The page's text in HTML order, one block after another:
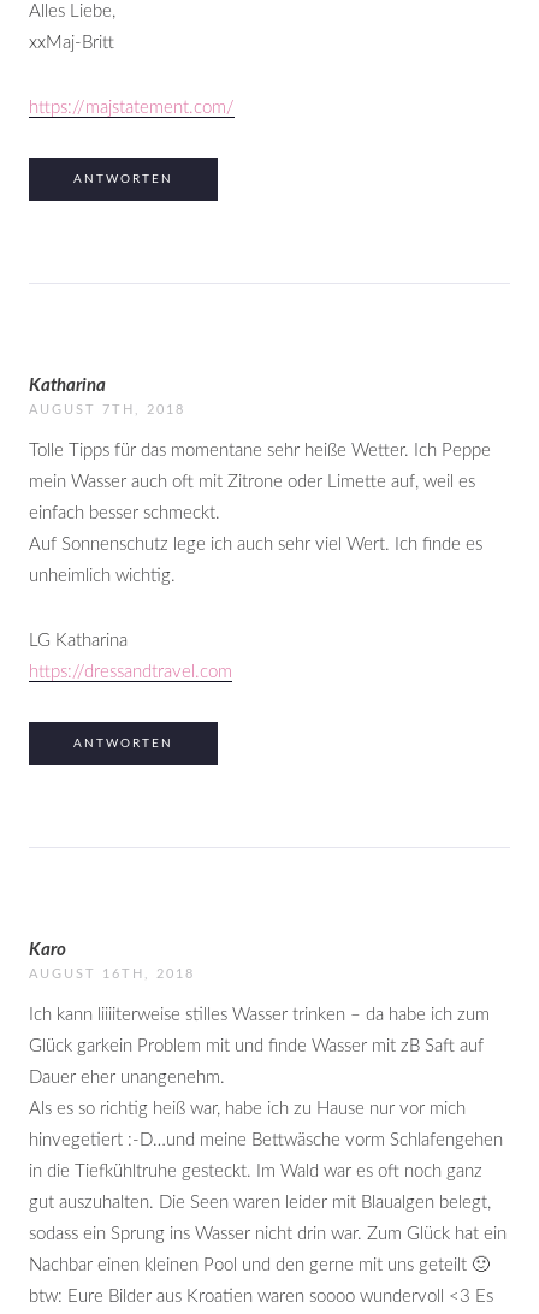
Alles Liebe,
xxMaj-Britt
https://majstatement.com/
ANTWORTEN
Katharina
AUGUST 7TH, 2018
Tolle Tipps für das momentane sehr heiße Wetter. Ich Peppe
mein Wasser auch oft mit Zitrone oder Limette auf, weil es
einfach besser schmeckt.
Auf Sonnenschutz lege ich auch sehr viel Wert. Ich finde es
unheimlich wichtig.
LG Katharina
https://dressandtravel.com
ANTWORTEN
Karo
AUGUST 16TH, 2018
Ich kann liiiiterweise stilles Wasser trinken – da habe ich zum
Glück garkein Problem mit und finde Wasser mit zB Saft auf
Dauer eher unangenehm.
Als es so richtig heiß war, habe ich zu Hause nur vor mich
hinvegetiert :-D…und meine Bettwäsche vorm Schlafengehen
in die Tiefkühltruhe gesteckt. Im Wald war es oft noch ganz
gut auszuhalten. Die Seen waren leider mit Blaualgen belegt,
sodass ein Sprung ins Wasser nicht drin war. Zum Glück hat ein
Nachbar einen kleinen Pool und den gerne mit uns geteilt 🙂
btw: Eure Bilder aus Kroatien waren soooo wundervoll <3 Es